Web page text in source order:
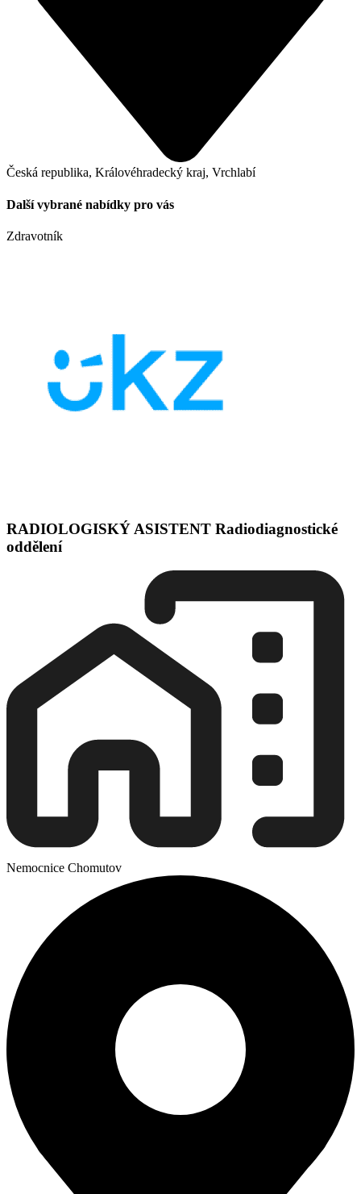
Česká republika, Královéhradecký kraj, Vrchlabí
Další vybrané nabídky pro vás
Zdravotník
RADIOLOGISKÝ ASISTENT Radiodiagnostické
oddělení
Nemocnice Chomutov